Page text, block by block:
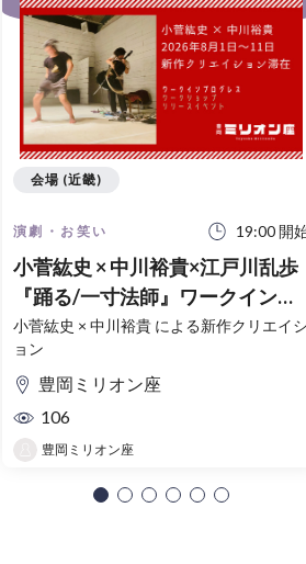
演劇・お笑い 19:00 開
小菅紘史 × 中川裕貴×江戸川乱歩
『踊る/一寸法師』ワークインプ
ログレス
小菅紘史 × 中川裕貴 による新作クリエイ
ョン
豊岡ミリオン座
106
豊岡ミリオン座
会場 (近畿)